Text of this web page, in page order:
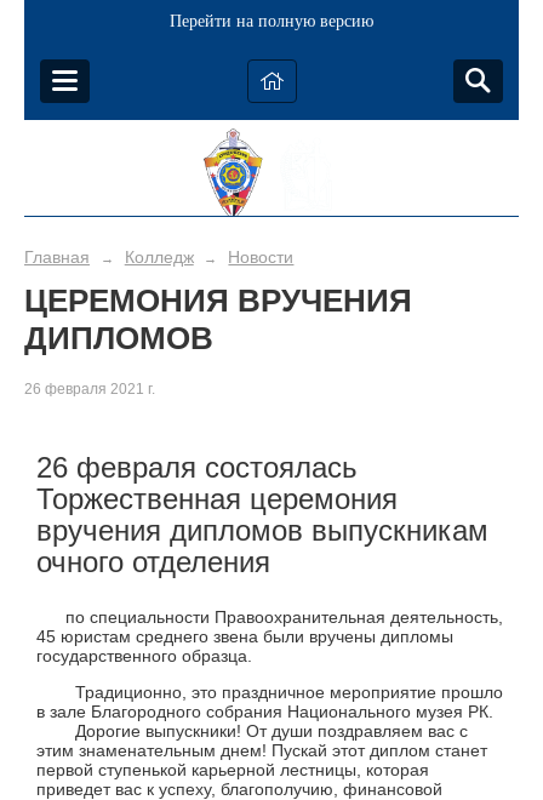
Перейти на полную версию
Главная → Колледж → Новости
ЦЕРЕМОНИЯ ВРУЧЕНИЯ
ДИПЛОМОВ
26 февраля 2021 г.
26 февраля состоялась
Торжественная церемония
вручения дипломов выпускникам
очного отделения
по специальности Правоохранительная деятельность,
45 юристам среднего звена были вручены дипломы
государственного образца.
Традиционно, это праздничное мероприятие прошло
в зале Благородного собрания Национального музея РК.
Дорогие выпускники! От души поздравляем вас с
этим знаменательным днем! Пускай этот диплом станет
первой ступенькой карьерной лестницы, которая
приведет вас к успеху, благополучию, финансовой